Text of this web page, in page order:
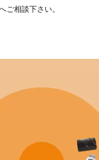
ご相談下さい。